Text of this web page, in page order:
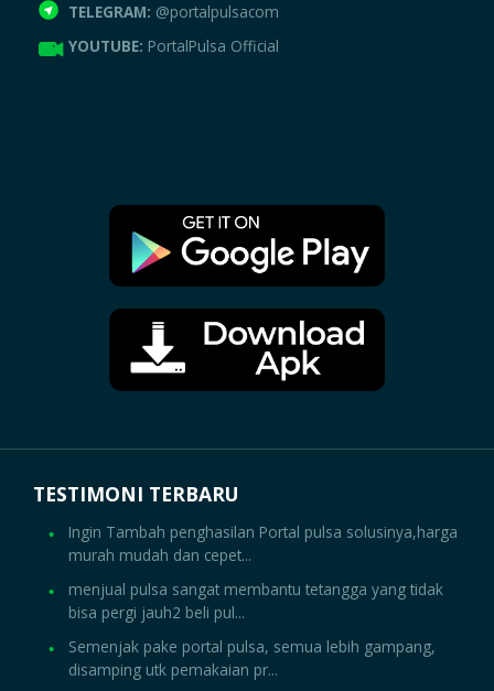
TELEGRAM: @portalpulsacom
YOUTUBE: PortalPulsa Official
TESTIMONI TERBARU
Ingin Tambah penghasilan Portal pulsa solusinya,harga
murah mudah dan cepet...
menjual pulsa sangat membantu tetangga yang tidak
bisa pergi jauh2 beli pul...
Semenjak pake portal pulsa, semua lebih gampang,
disamping utk pemakaian pr...